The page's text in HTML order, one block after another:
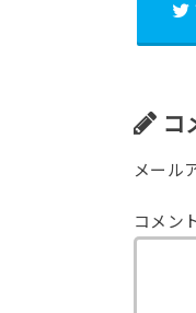
コ
メール
コメン